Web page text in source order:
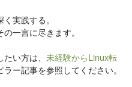
実践する。
一言に尽きます。
たい方は、未経験からLinux転
ラー記事を参照してください。